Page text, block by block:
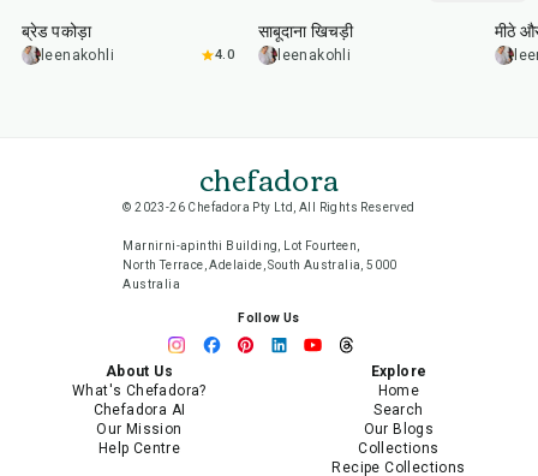
ब्रेड पकोड़ा
leenakohli 4.0
साबूदाना खिचड़ी
leenakohli
मीठे
chefadora
© 2023-26 Chefadora Pty Ltd, All Rights Reserved
Marnirni-apinthi Building, Lot Fourteen,
North Terrace, Adelaide, South Australia, 5000
Australia
Follow Us
About Us
What's Chefadora?
Chefadora AI
Our Mission
Help Centre
Explore
Home
Search
Our Blogs
Collections
Recipe Collections